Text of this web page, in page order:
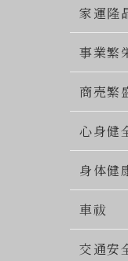
家運隆
事業繁
商売繁
心身健
身体健
車祓
交通安